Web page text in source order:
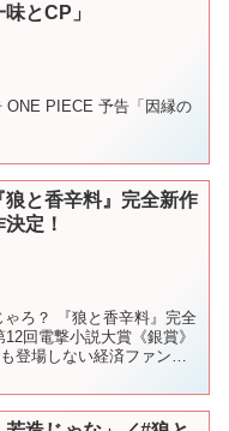
とCP」
ONE PIECE 予告「因縁の
狼と香辛料』完全新作
定！
ろ？ 『狼と香辛料』完全
回電撃小説大賞《銀賞》
登場しない経済ファンタ